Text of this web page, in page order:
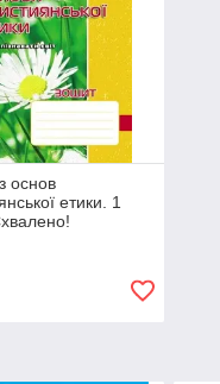
основ
етики. 1